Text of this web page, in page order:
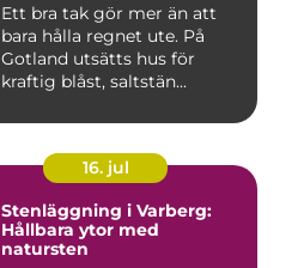
Ett bra tak gör mer än att
bara hålla regnet ute. På
Gotland utsätts hus för
kraftig blåst, saltstän...
16. jul
Stenläggning i Varberg:
Hållbara ytor med
natursten